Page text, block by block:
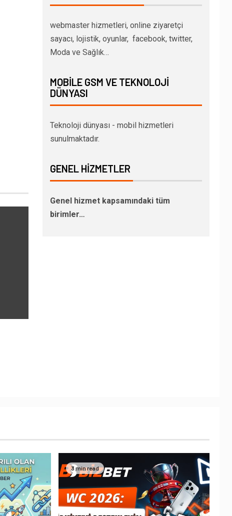
webmaster hizmetleri, online ziyaretçi
sayacı, lojistik, oyunlar, facebook, twitter,
Moda ve Sağlık…
MOBILE GSM VE TEKNOLOJI
DÜNYASI
Teknoloji dünyası - mobil hizmetleri
sunulmaktadır.
GENEL HIZMETLER
Genel hizmet kapsamındaki tüm
birimler…
3 min read